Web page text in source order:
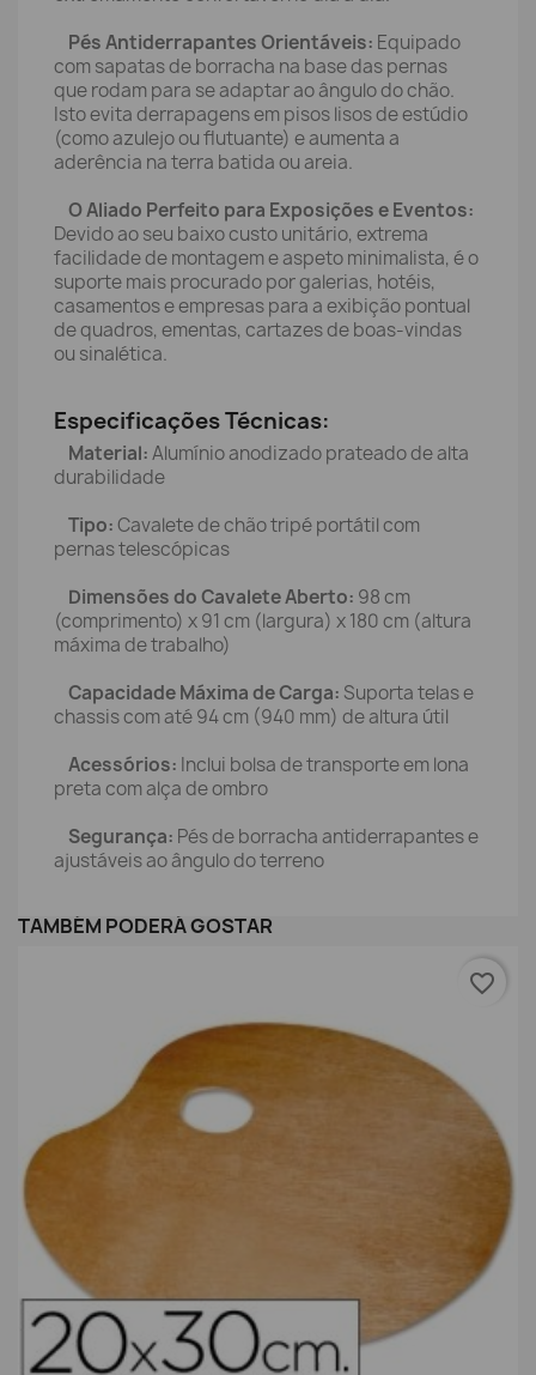
Pés Antiderrapantes Orientáveis: Equipado
com sapatas de borracha na base das pernas
que rodam para se adaptar ao ângulo do chão.
Isto evita derrapagens em pisos lisos de estúdio
(como azulejo ou flutuante) e aumenta a
aderência na terra batida ou areia.
O Aliado Perfeito para Exposições e Eventos:
Devido ao seu baixo custo unitário, extrema
facilidade de montagem e aspeto minimalista, é o
suporte mais procurado por galerias, hotéis,
casamentos e empresas para a exibição pontual
de quadros, ementas, cartazes de boas-vindas
ou sinalética.
Especificações Técnicas:
Material:Alumínio anodizado prateado de alta
durabilidade
Tipo:Cavalete de chão tripé portátil com
pernas telescópicas
Dimensões do Cavalete Aberto: 98 cm
(comprimento) x 91 cm (largura) x 180 cm (altura
máxima de trabalho)
Capacidade Máxima de Carga: Suporta telas e
chassis com até 94 cm (940 mm) de altura útil
Acessórios: Inclui bolsa de transporte em lona
preta com alça de ombro
Segurança: Pés de borracha antiderrapantes e
ajustáveis ao ângulo do terreno
TAMBÉM PODERÁ GOSTAR
favorite_border